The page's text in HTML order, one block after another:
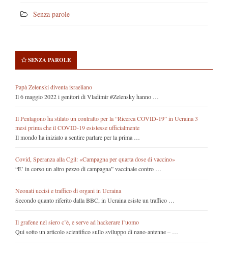
Senza parole
SENZA PAROLE
Papà Zelenski diventa israeliano
Il 6 maggio 2022 i genitori di Vladimir #Zelensky hanno …
Il Pentagono ha stilato un contratto per la “Ricerca COVID-19” in Ucraina 3
mesi prima che il COVID-19 esistesse ufficialmente
Il mondo ha iniziato a sentire parlare per la prima …
Covid, Speranza alla Cgil: «Campagna per quarta dose di vaccino»
“E’ in corso un altro pezzo di campagna” vaccinale contro …
Neonati uccisi e traffico di organi in Ucraina
Secondo quanto riferito dalla BBC, in Ucraina esiste un traffico …
Il grafene nel siero c’è, e serve ad hackerare l’uomo
Qui sotto un articolo scientifico sullo sviluppo di nano-antenne – …